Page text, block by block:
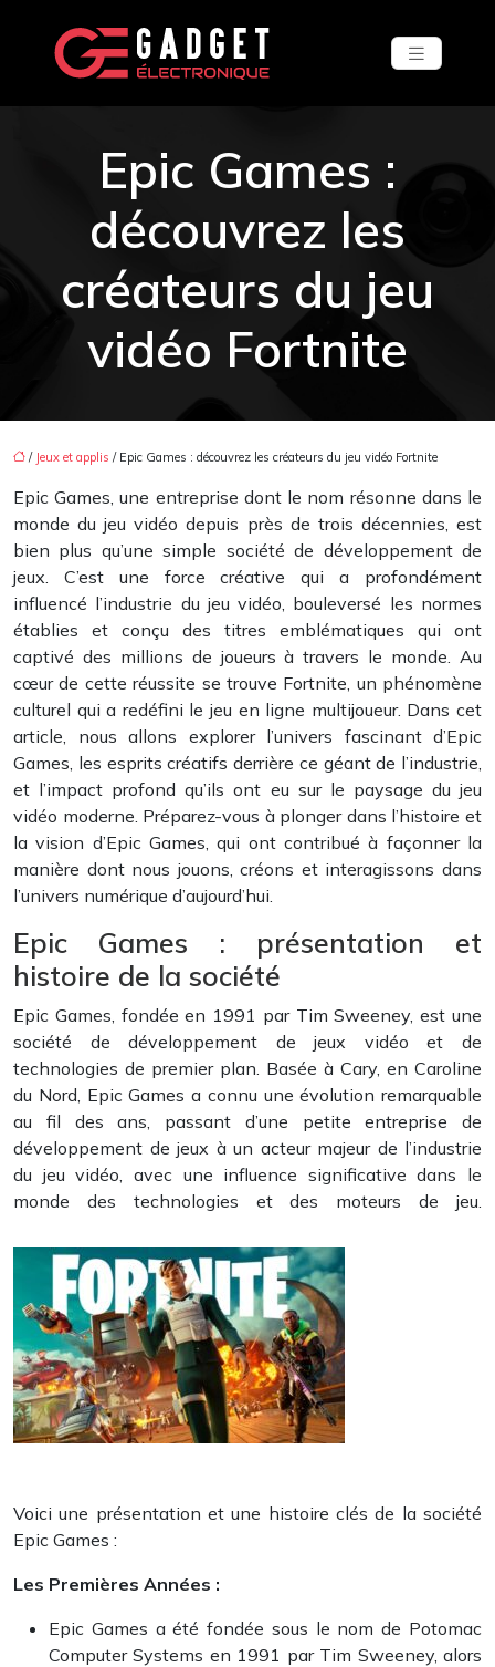
Epic Games :
découvrez les
créateurs du jeu
vidéo Fortnite
/ Jeux et applis / Epic Games : découvrez les créateurs du jeu vidéo Fortnite
Epic Games, une entreprise dont le nom résonne dans le
monde du jeu vidéo depuis près de trois décennies, est
bien plus qu’une simple société de développement de
jeux. C’est une force créative qui a profondément
influencé l’industrie du jeu vidéo, bouleversé les normes
établies et conçu des titres emblématiques qui ont
captivé des millions de joueurs à travers le monde. Au
cœur de cette réussite se trouve Fortnite, un phénomène
culturel qui a redéfini le jeu en ligne multijoueur. Dans cet
article, nous allons explorer l’univers fascinant d’Epic
Games, les esprits créatifs derrière ce géant de l’industrie,
et l’impact profond qu’ils ont eu sur le paysage du jeu
vidéo moderne. Préparez-vous à plonger dans l’histoire et
la vision d’Epic Games, qui ont contribué à façonner la
manière dont nous jouons, créons et interagissons dans
l’univers numérique d’aujourd’hui.
Epic Games : présentation et
histoire de la société
Epic Games, fondée en 1991 par Tim Sweeney, est une
société de développement de jeux vidéo et de
technologies de premier plan. Basée à Cary, en Caroline
du Nord, Epic Games a connu une évolution remarquable
au fil des ans, passant d’une petite entreprise de
développement de jeux à un acteur majeur de l’industrie
du jeu vidéo, avec une influence significative dans le
monde des technologies et des moteurs de jeu.
Voici une présentation et une histoire clés de la société
Epic Games :
Les Premières Années :
Epic Games a été fondée sous le nom de Potomac
Computer Systems en 1991 par Tim Sweeney, alors